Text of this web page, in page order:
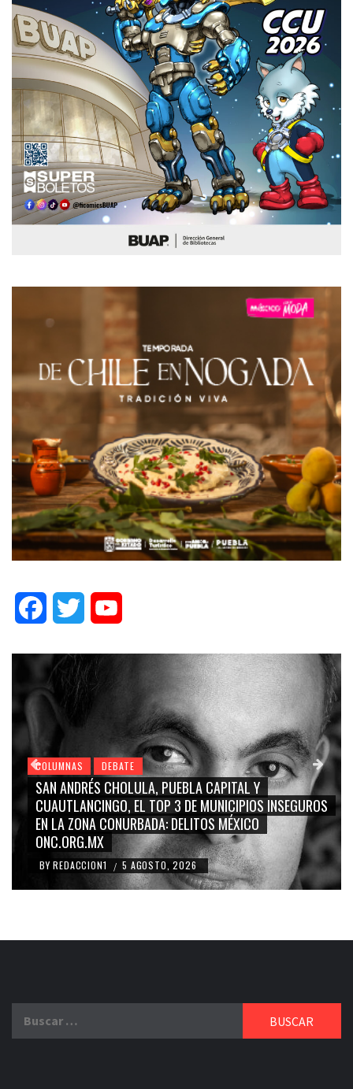
FacebookTwitter
COLUMNAS DEBATE
GRACE PALOMARES, NAY SALVATORI, SERGIO MAYER,
CARMEN SALINAS “LA CORCHOLATA”, CUAUHTÉMOC
BLANCO, SILVIA PINAL: LA TRIVIALIZACIÓN Y
RIDICULIZACIÓN DE LA REPRESENTACIÓN CIUDADANA
BY REDACCION1 / 4 AGOSTO, 2026